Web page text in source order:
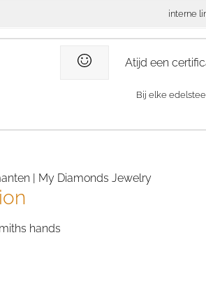
interne
Atijd een
Bij elke
hands